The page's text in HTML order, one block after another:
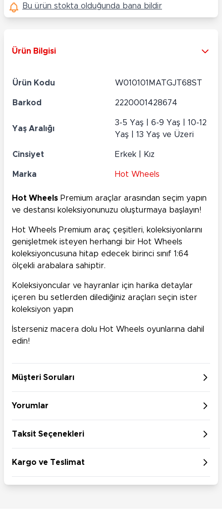
Bu ürün stokta olduğunda bana bildir
Ürün Bilgisi
Ürün Kodu W010101MATGJT68ST
Barkod 2220001428674
Yaş Aralığı
3-5 Yaş | 6-9 Yaş | 10-12
Yaş | 13 Yaş ve Üzeri
Cinsiyet Erkek | Kız
Marka Hot Wheels
Hot Wheels Premium araçlar arasından seçim yapın
ve destansı koleksiyonunuzu oluşturmaya başlayın!
Hot Wheels Premium araç çeşitleri, koleksiyonlarını
genişletmek isteyen herhangi bir Hot Wheels
koleksiyoncusuna hitap edecek birinci sınıf 1:64
ölçekli arabalara sahiptir.
Koleksiyoncular ve hayranlar için harika detaylar
içeren bu setlerden dilediğiniz araçları seçin ister
koleksiyon yapın
İsterseniz macera dolu Hot Wheels oyunlarına dahil
edin!
Müşteri Soruları
Yorumlar
Taksit Seçenekleri
Kargo ve Teslimat